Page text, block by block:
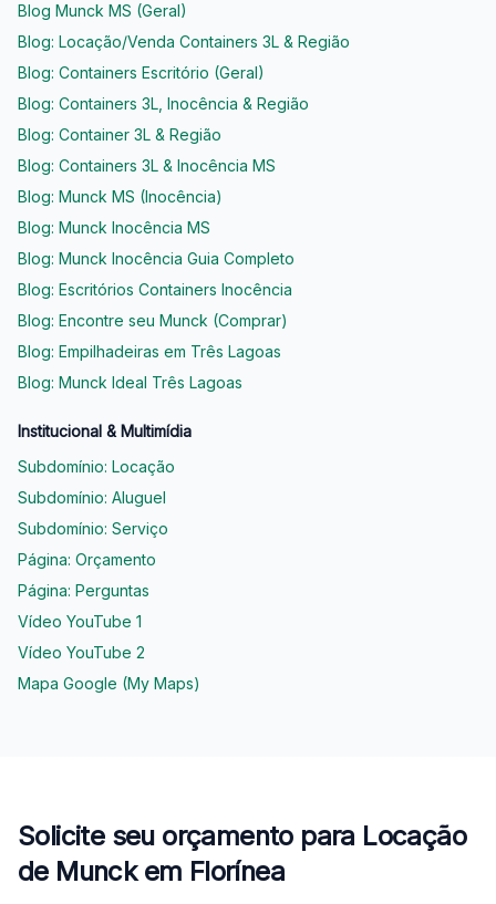
Blog Munck MS (Geral)
Blog: Locação/Venda Containers 3L & Região
Blog: Containers Escritório (Geral)
Blog: Containers 3L, Inocência & Região
Blog: Container 3L & Região
Blog: Containers 3L & Inocência MS
Blog: Munck MS (Inocência)
Blog: Munck Inocência MS
Blog: Munck Inocência Guia Completo
Blog: Escritórios Containers Inocência
Blog: Encontre seu Munck (Comprar)
Blog: Empilhadeiras em Três Lagoas
Blog: Munck Ideal Três Lagoas
Institucional & Multimídia
Subdomínio: Locação
Subdomínio: Aluguel
Subdomínio: Serviço
Página: Orçamento
Página: Perguntas
Vídeo YouTube 1
Vídeo YouTube 2
Mapa Google (My Maps)
Solicite seu orçamento para Locação
de Munck em Florínea